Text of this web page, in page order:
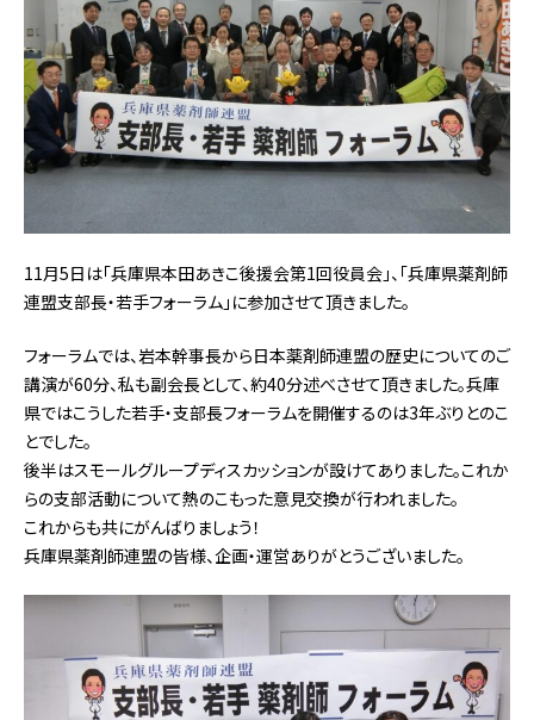
11月5日は「兵庫県本田あきこ後援会第1回役員会」、「兵庫県薬剤師
連盟支部長・若手フォーラム」に参加させて頂きました。
フォーラムでは、岩本幹事長から日本薬剤師連盟の歴史についてのご
講演が60分、私も副会長として、約40分述べさせて頂きました。兵庫
県ではこうした若手・支部長フォーラムを開催するのは3年ぶりとのこ
とでした。
後半はスモールグループディスカッションが設けてありました。これか
らの支部活動について熱のこもった意見交換が行われました。
これからも共にがんばりましょう！
兵庫県薬剤師連盟の皆様、企画・運営ありがとうございました。